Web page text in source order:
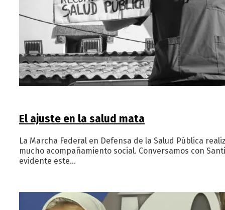
El ajuste en la salud mata
La Marcha Federal en Defensa de la Salud Pública
mucho acompañamiento social. Conversamos con
evidente este…